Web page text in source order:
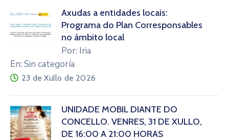
Axudas a entidades locais:
Programa do Plan Corresponsables
no ámbito local
Por: Iria
En: Sin categoría
23 de Xullo de 2026
UNIDADE MÓBIL DIANTE DO
CONCELLO. VENRES, 31 DE XULLO,
DE 16:00 A 21:00 HORAS